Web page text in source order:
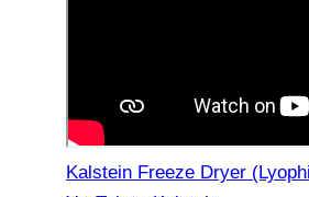
Kalstein Freeze Dryer